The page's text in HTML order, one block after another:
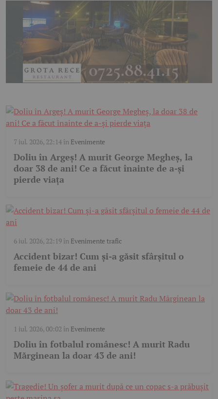
7 iul. 2026, 22:14în Evenimente
Doliu în Argeş! A murit George Megheș, la
doar 38 de ani! Ce a făcut înainte de a-și
pierde viața
6 iul. 2026, 22:19în Evenimente trafic
Accident bizar! Cum și-a găsit sfârșitul o
femeie de 44 de ani
1 iul. 2026, 00:02 în Evenimente
Doliu în fotbalul românesc! A murit Radu
Mărginean la doar 43 de ani!